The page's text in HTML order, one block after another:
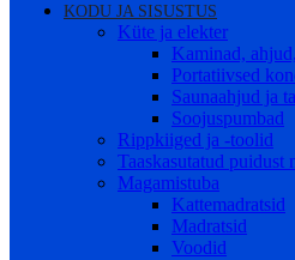
KODU JA SISUSTUS
Küte ja elekter
Kaminad,
Portatiivsed
Saunaahjud ja
Soojuspumbad
Rippkiiged ja -toolid
Taaskasutatud puidust
Magamistuba
Kattemadratsid
Madratsid
Voodid